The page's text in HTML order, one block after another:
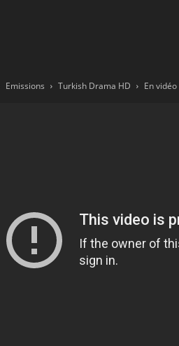
Emissions Turkish Drama HD